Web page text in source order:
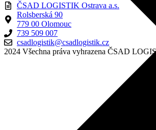
ČSAD LOGISTIK Ostrava a.s.
Rolsberská 90
779 00 Olomouc
739 509 007
csadlogistik@csadlogistik.cz
2024 Všechna práva vyhrazena ČSAD